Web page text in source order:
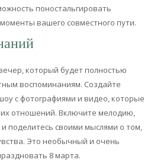
который будет полностью
воспоминаниям. Создайте
с фотографиями и видео, которые
отношений. Включите мелодию,
поделитесь своими мыслями о том,
Это необычный и очень
8 марта.